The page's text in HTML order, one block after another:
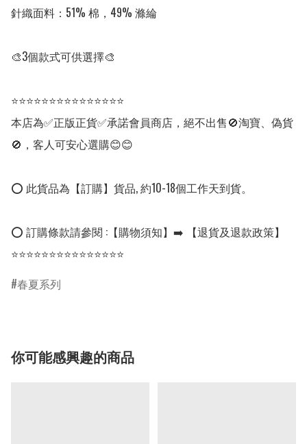
針織面料：51% 棉，49% 滌綸
🎨3個款式可供選擇🎨
⭐⭐⭐⭐⭐⭐⭐⭐⭐⭐⭐⭐⭐⭐⭐
本店為✅正版正貨✅承諾會員商店，絕不出售🚫淘寶、偽貨
🚫，客人可安心選購😊😊
⭕ 此貨品為【訂購】貨品, 約10-18個工作天到貨。
⭕ 訂購條款請參閱 :【購物須知】➡️ 【退貨及退款政策】
⭐⭐⭐⭐⭐⭐⭐⭐⭐⭐⭐⭐⭐⭐⭐
春夏系列
你可能感興趣的商品